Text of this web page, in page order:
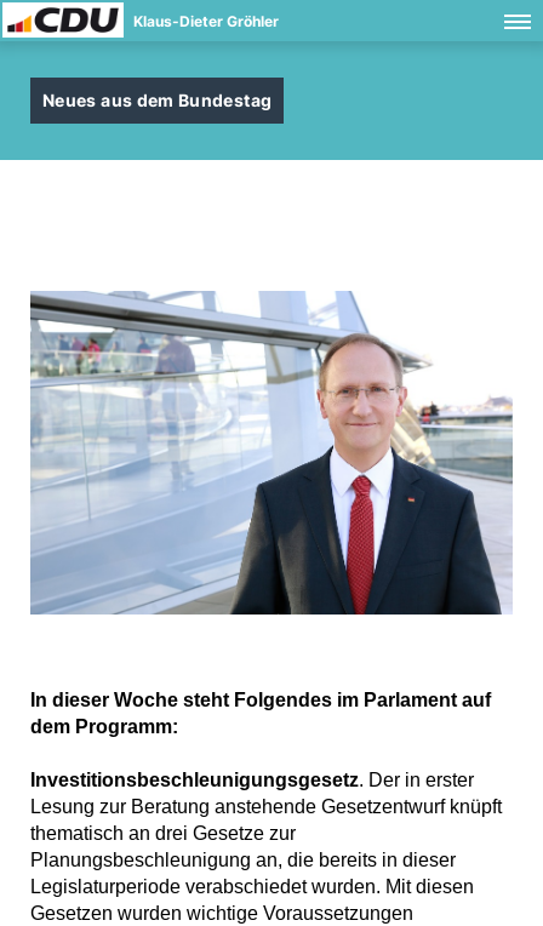
Klaus-Dieter Gröhler
Neues aus dem Bundestag
In dieser Woche steht Folgendes im Parlament auf
dem Programm:
Investitionsbeschleunigungsgesetz. Der in erster
Lesung zur Beratung anstehende Gesetzentwurf knüpft
thematisch an drei Gesetze zur
Planungsbeschleunigung an, die bereits in dieser
Legislaturperiode verabschiedet wurden. Mit diesen
Gesetzen wurden wichtige Voraussetzungen